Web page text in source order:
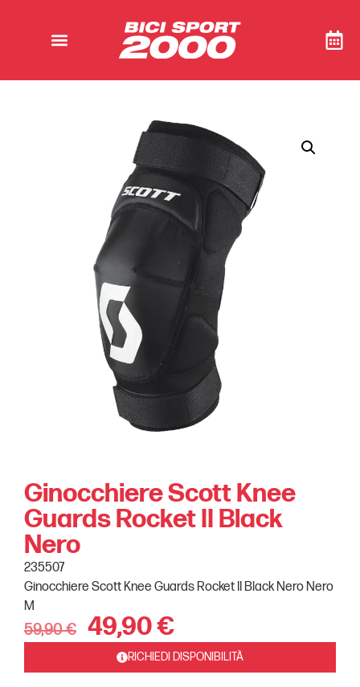
Ginocchiere Scott Knee
Guards Rocket II Black
Nero
235507
Ginocchiere Scott Knee Guards Rocket II Black Nero Nero
M
59,90€ 49,90€
RICHIEDI DISPONIBILITÀ